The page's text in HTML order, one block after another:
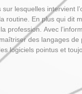
lesquelles intervient
routine. En plus qui dit
profession. Avec
des langages
logiciels pointus et